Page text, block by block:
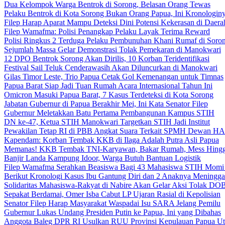
Dua Kelompok Warga Bentrok di Sorong, Belasan Orang Tewas
Pelaku Bentrok di Kota Sorong Bukan Orang Papua, Ini
Filep Harap Aparat Mampu Deteksi Dini Potensi Kekerasan di
Filep Wamafma: Polisi Penangkap Pelaku Layak Terima Reward
Polisi Ringkus 2 Terduga Pelaku Pembunuhan Khani Rumaf di
Sejumlah Massa Gelar Demonstrasi Tolak Pemekaran di Manokwari
12 DPO Bentrok Sorong Akan Dirilis, 10 Korban Teridentifikasi
Festival Sail Teluk Cenderawasih Akan Diluncurkan di Manokwari
Gilas Timor Leste, Trio Papua Cetak Gol Kemenangan untuk Timnas
Papua Barat Siap Jadi Tuan Rumah Acara Internasional Tahun Ini
Omicron Masuki Papua Barat, 7 Kasus Terdeteksi di Kota Sorong
Jabatan Gubernur di Papua Berakhir Mei, Ini Kata Senator Filep
Gubernur Meletakkan Batu Pertama Pembangunan Kampus STIH
DN ke-47, Ketua STIH Manokwari Targetkan STIH Jadi Institut
Pewakilan Tetap RI di PBB Angkat Suara Terkait SPMH Dewan
Kapendam: Korban Tembak KKB di Ilaga Adalah Putra Asli Papua
Memanas! KKB Tembak TNI-Karyawan, Bakar Rumah, Mess
Banjir Landa Kampung Idoor, Warga Butuh Bantuan Logistik
Filep Wamafma Serahkan Beasiswa Bagi 43 Mahasiswa STIH Momi
Berikut Kronologi Kasus Ibu Gantung Diri dan 2 Anaknya
Solidaritas Mahasiswa-Rakyat di Nabire Akan Gelar Aksi Tolak
Sepakat Berdamai, Omer Isba Cabut LP Ujaran Rasial di Kepolisian
Senator Filep Harap Masyarakat Waspadai Isu SARA Jelang Pemilu
Gubernur Lukas Undang Presiden Putin ke Papua, Ini yang Dibahas
Anggota Baleg DPR RI Usulkan RUU Provinsi Kepulauan Papua